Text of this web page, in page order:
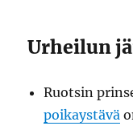
Urheilun
Ruotsin
poikaystävä